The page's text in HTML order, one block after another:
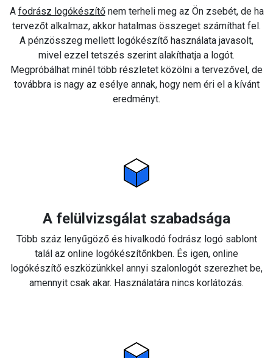
A fodrász logókészítőnem terheli meg az Ön zsebét, de ha
tervezőt alkalmaz, akkor hatalmas összeget számíthat fel.
A pénzösszeg mellett logókészítő használata javasolt,
mivel ezzel tetszés szerint alakíthatja a logót.
Megpróbálhat minél több részletet közölni a tervezővel, de
továbbra is nagy az esélye annak, hogy nem éri el a kívánt
eredményt.
A felülvizsgálat szabadsága
Több száz lenyűgöző és hivalkodó fodrász logó sablont
talál az online logókészítőnkben. És igen, online
logókészítő eszközünkkel annyi szalonlogót szerezhet be,
amennyit csak akar. Használatára nincs korlátozás.